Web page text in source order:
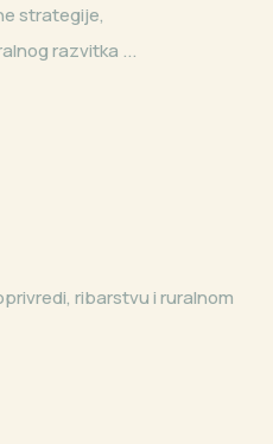
strategije,
razvitka ...
ribarstvu i ruralnom